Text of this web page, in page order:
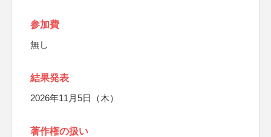
参加費
無し
結果発表
2026年11月5日（木）
著作権の扱い